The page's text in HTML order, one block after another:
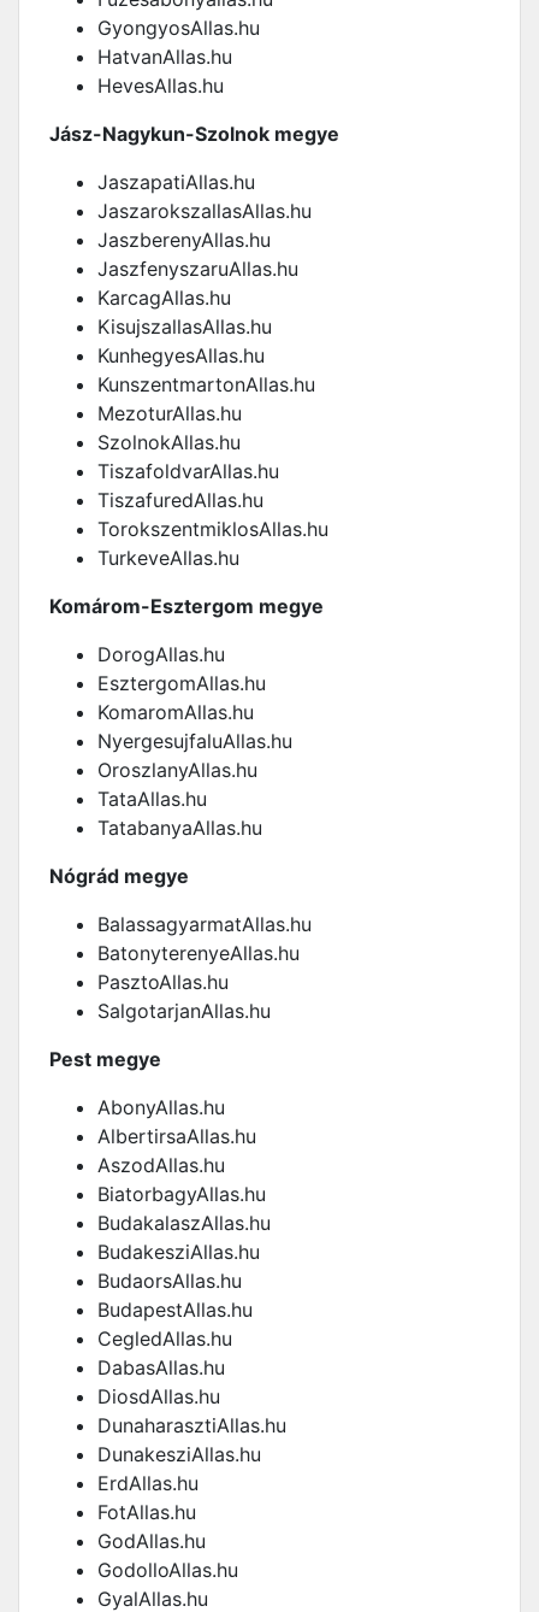
GyongyosAllas.hu
HatvanAllas.hu
HevesAllas.hu
Jász-Nagykun-Szolnok megye
JaszapatiAllas.hu
JaszarokszallasAllas.hu
JaszberenyAllas.hu
JaszfenyszaruAllas.hu
KarcagAllas.hu
KisujszallasAllas.hu
KunhegyesAllas.hu
KunszentmartonAllas.hu
MezoturAllas.hu
SzolnokAllas.hu
TiszafoldvarAllas.hu
TiszafuredAllas.hu
TorokszentmiklosAllas.hu
TurkeveAllas.hu
Komárom-Esztergom megye
DorogAllas.hu
EsztergomAllas.hu
KomaromAllas.hu
NyergesujfaluAllas.hu
OroszlanyAllas.hu
TataAllas.hu
TatabanyaAllas.hu
Nógrád megye
BalassagyarmatAllas.hu
BatonyterenyeAllas.hu
PasztoAllas.hu
SalgotarjanAllas.hu
Pest megye
AbonyAllas.hu
AlbertirsaAllas.hu
AszodAllas.hu
BiatorbagyAllas.hu
BudakalaszAllas.hu
BudakesziAllas.hu
BudaorsAllas.hu
BudapestAllas.hu
CegledAllas.hu
DabasAllas.hu
DiosdAllas.hu
DunaharasztiAllas.hu
DunakesziAllas.hu
ErdAllas.hu
FotAllas.hu
GodAllas.hu
GodolloAllas.hu
GyalAllas.hu